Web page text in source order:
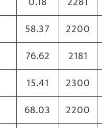
58.37 2200
76.62 2181
15.41 2300
68.03 2200